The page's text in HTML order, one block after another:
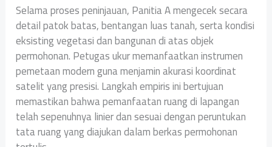
Selama proses peninjauan, Panitia A mengecek secara
detail patok batas, bentangan luas tanah, serta kondisi
eksisting vegetasi dan bangunan di atas objek
permohonan. Petugas ukur memanfaatkan instrumen
pemetaan modern guna menjamin akurasi koordinat
satelit yang presisi. Langkah empiris ini bertujuan
memastikan bahwa pemanfaatan ruang di lapangan
telah sepenuhnya linier dan sesuai dengan peruntukan
tata ruang yang diajukan dalam berkas permohonan